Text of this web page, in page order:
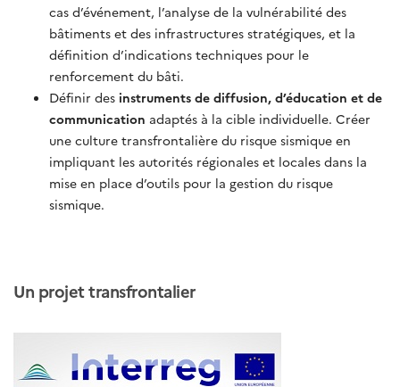
cas d’événement, l’analyse de la vulnérabilité des
bâtiments et des infrastructures stratégiques, et la
définition d’indications techniques pour le
renforcement du bâti.
Définir des instruments de diffusion, d’éducation et de
communication adaptés à la cible individuelle. Créer
une culture transfrontalière du risque sismique en
impliquant les autorités régionales et locales dans la
mise en place d’outils pour la gestion du risque
sismique.
Un projet transfrontalier